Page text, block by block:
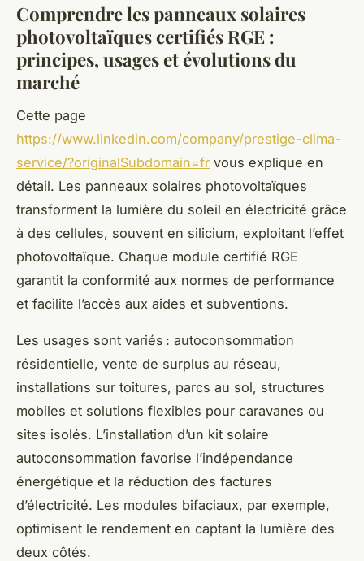
Comprendre les panneaux solaires
photovoltaïques certifiés RGE :
principes, usages et évolutions du
marché
Cette page
https://www.linkedin.com/company/prestige-clima-
service/?originalSubdomain=fr vous explique en
détail. Les panneaux solaires photovoltaïques
transforment la lumière du soleil en électricité grâce
à des cellules, souvent en silicium, exploitant l’effet
photovoltaïque. Chaque module certifié RGE
garantit la conformité aux normes de performance
et facilite l’accès aux aides et subventions.
Les usages sont variés : autoconsommation
résidentielle, vente de surplus au réseau,
installations sur toitures, parcs au sol, structures
mobiles et solutions flexibles pour caravanes ou
sites isolés. L’installation d’un kit solaire
autoconsommation favorise l’indépendance
énergétique et la réduction des factures
d’électricité. Les modules bifaciaux, par exemple,
optimisent le rendement en captant la lumière des
deux côtés.